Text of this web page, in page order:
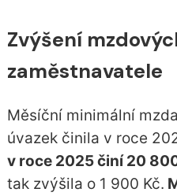
Zvýšení
zaměstnavatele
Měsíční minimální
úvazek činila v roce
v roce 2025 činí 20
tak zvýšila o 1 900 Kč.